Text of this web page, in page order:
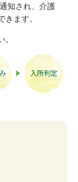
知され、介護
ます。